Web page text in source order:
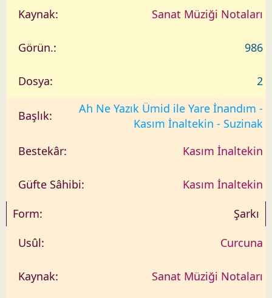
Sanat Müziği Notaları
986
2
Ah Ne Yazık Ümid ile Yare İnandım -
Kasım İnaltekin - Suzinak
Kasım İnaltekin
Kasım İnaltekin
Şarkı
Curcuna
Sanat Müziği Notaları